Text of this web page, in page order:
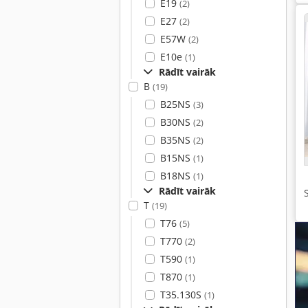
E19 (2)
E27 (2)
E57W (2)
E10e (1)
Rādīt vairāk
B (19)
B25NS (3)
B30NS (2)
B35NS (2)
B15NS (1)
B18NS (1)
Rādīt vairāk
T (19)
T76 (5)
T770 (2)
T590 (1)
T870 (1)
T35.130S (1)